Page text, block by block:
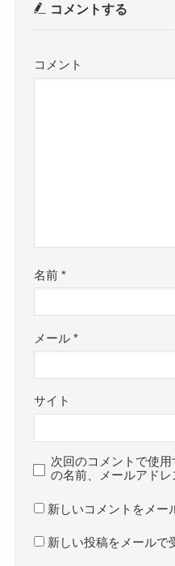
コメントする
コメント
名前*
メール*
サイト
次回のコメントで使
の名前、メールアドレ
新しいコメントをメー
新しい投稿をメールで